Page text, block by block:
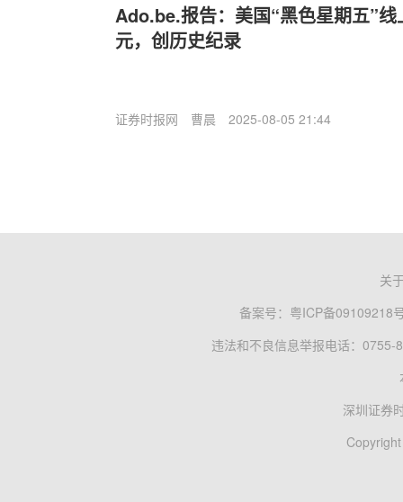
Ado.be.报告：美国“黑色星期五”
元，创历史纪录
证券时报网 曹晨 2025-08-05 21:44
关
备案号： 粤ICP备09109218
违法和不良信息举报电话：0755-
深圳证券